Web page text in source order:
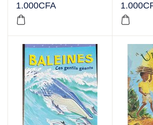
1.000CFA 1.000